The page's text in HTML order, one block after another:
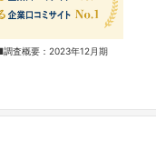
査概要：2023年12月期